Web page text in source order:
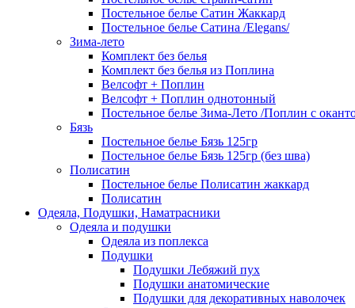
Постельное белье Сатин Жаккард
Постельное белье Сатина /Elegans/
Зима-лето
Комплект без белья
Комплект без белья из Поплина
Велсофт + Поплин
Велсофт + Поплин однотонный
Постельное белье Зима-Лето /Поплин с
Бязь
Постельное белье Бязь 125гр
Постельное белье Бязь 125гр (без шва)
Полисатин
Постельное белье Полисатин жаккард
Полисатин
Одеяла, Подушки, Наматрасники
Одеяла и подушки
Одеяла из поплекса
Подушки
Подушки Лебяжий пух
Подушки анатомические
Подушки для декоративных наволочек